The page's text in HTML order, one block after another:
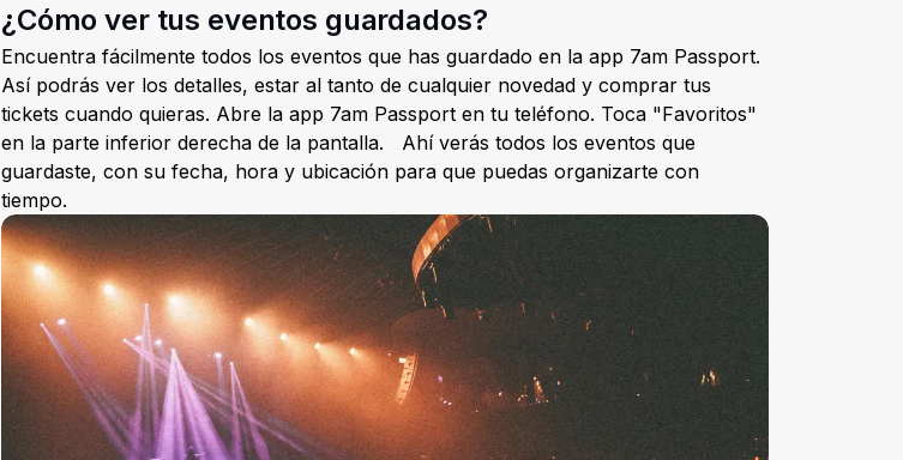
¿Cómo ver tus eventos guardados?
Encuentra fácilmente todos los eventos que has guardado en la app 7am Passport.
Así podrás ver los detalles, estar al tanto de cualquier novedad y comprar tus
tickets cuando quieras. Abre la app 7am Passport en tu teléfono. Toca "Favoritos"
en la parte inferior derecha de la pantalla. Ahí verás todos los eventos que
guardaste, con su fecha, hora y ubicación para que puedas organizarte con
tiempo.